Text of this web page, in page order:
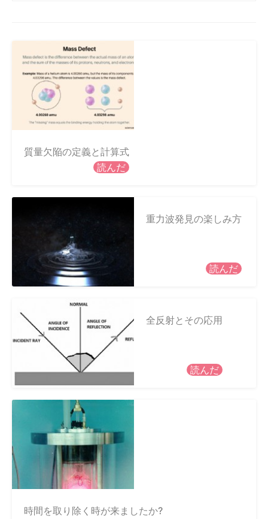
質量欠陥の定義と計算式
読んだ
重力波発見の楽しみ方
読んだ
全反射とその応用
読んだ
時間を取り除く時が来ましたか?